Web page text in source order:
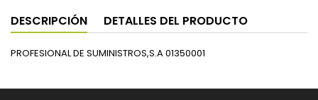
DESCRIPCIÓN DETALLES DEL PRODUCTO
PROFESIONAL DE SUMINISTROS,S.A 01350001